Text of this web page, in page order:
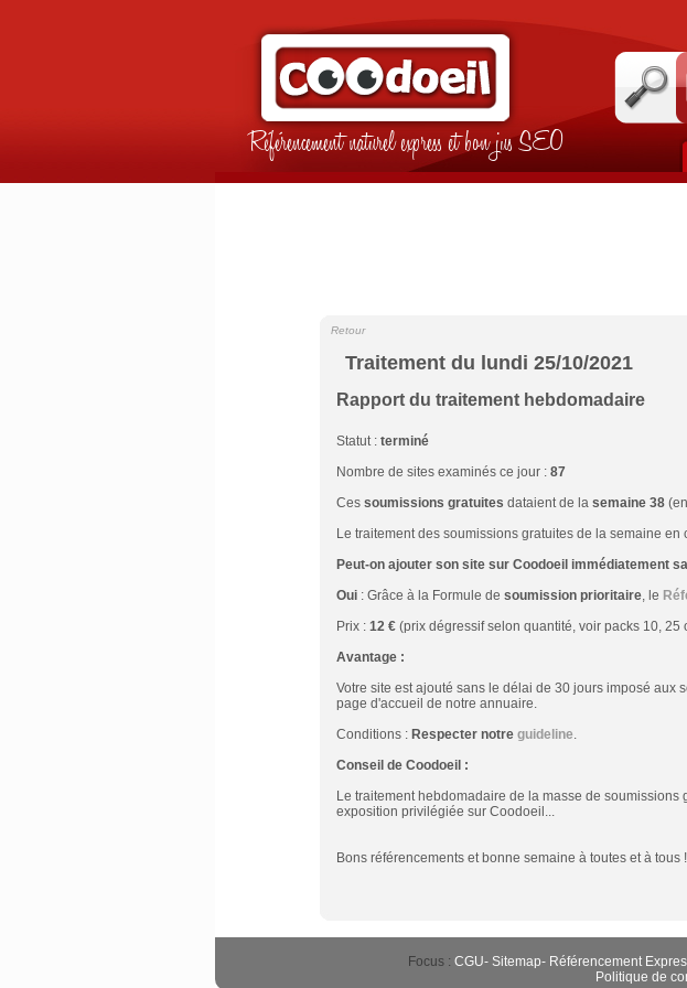
Référencement naturel express et bon jus SEO
Traitement du lundi 25/10/2021
Retour
Rapport du traitement hebdomadaire
Statut : terminé
Nombre de sites examinés ce jour : 87
Ces soumissions gratuites dataient de la semaine 38
Le traitement des soumissions gratuites de la semaine en
Peut-on ajouter son site sur Coodoeil immédiatement
Oui: Grâce à la Formule de soumission prioritaire, le
Prix : 12 €(prix dégressif selon quantité, voir packs 10, 25
Avantage :
Votre site est ajouté sans le délai de 30 jours imposé aux
page d'accueil de notre annuaire.
Conditions : Respecter notre guideline.
Conseil de Coodoeil :
Le traitement hebdomadaire de la masse de soumissions
exposition privilégiée sur Coodoeil...
Bons référencements et bonne semaine à toutes et à tous !
Focus : CGU- Sitemap- Référencement
Politique de